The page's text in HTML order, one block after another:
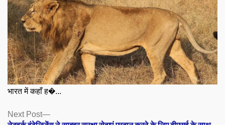
भारत में कहाँ ह�...
Posts
Next Post
Next
post: